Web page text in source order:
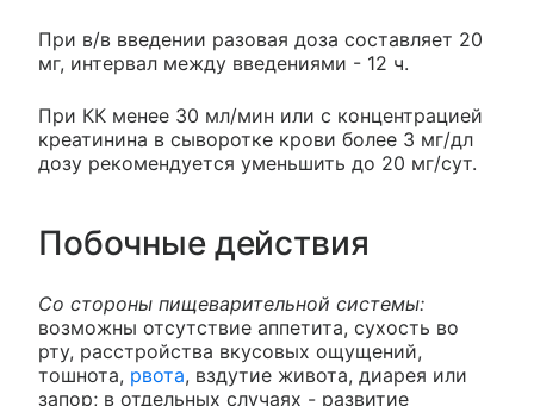
При в/в введении разовая доза составляет 20
мг, интервал между введениями - 12 ч.
При КК менее 30 мл/мин или с концентрацией
креатинина в сыворотке крови более 3 мг/дл
дозу рекомендуется уменьшить до 20 мг/сут.
Побочные действия
Со стороны пищеварительной системы:
возможны отсутствие аппетита, сухость во
рту, расстройства вкусовых ощущений,
тошнота, рвота, вздутие живота, диарея или
запор; в отдельных случаях - развитие